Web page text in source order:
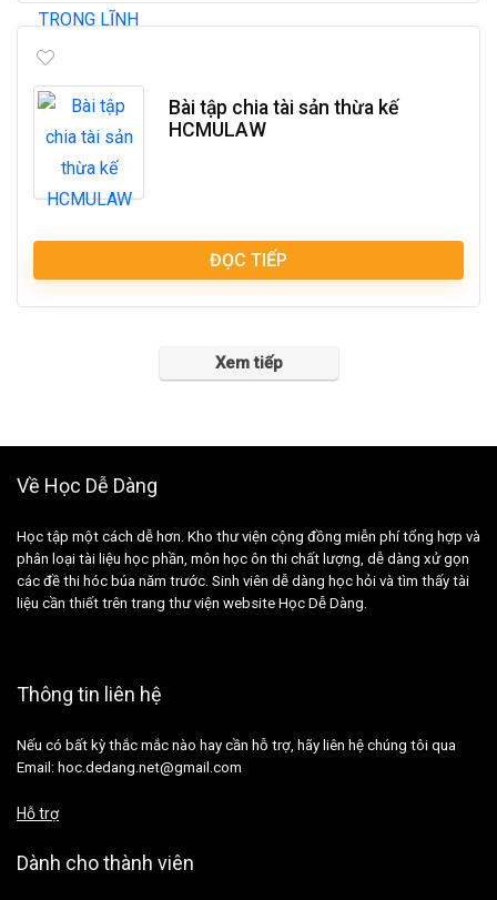
Bài tập chia tài sản thừa kế
HCMULAW
ĐỌC TIẾP
Xem tiếp
Về Học Dễ Dàng
Học tập một cách dễ hơn. Kho thư viện cộng đồng miễn phí tổng hợp và
phân loại tài liệu học phần, môn học ôn thi chất lượng, dễ dàng xử gọn
các đề thi hóc búa năm trước. Sinh viên dễ dàng học hỏi và tìm thấy tài
liệu cần thiết trên trang thư viện website Học Dễ Dàng.
Thông tin liên hệ
Nếu có bất kỳ thắc mắc nào hay cần hỗ trợ, hãy liên hệ chúng tôi qua
Email: hoc.dedang.net@gmail.com
Hỗ trợ
Dành cho thành viên